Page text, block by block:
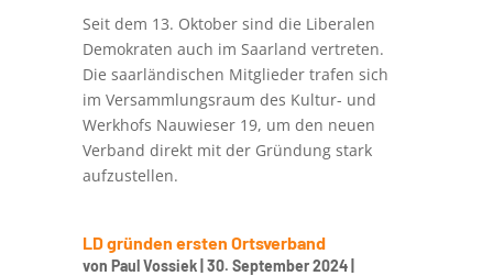
Seit dem 13. Oktober sind die Liberalen
Demokraten auch im Saarland vertreten.
Die saarländischen Mitglieder trafen sich
im Versammlungsraum des Kultur- und
Werkhofs Nauwieser 19, um den neuen
Verband direkt mit der Gründung stark
aufzustellen.
LD gründen ersten Ortsverband
von Paul Vossiek| 30. September 2024|